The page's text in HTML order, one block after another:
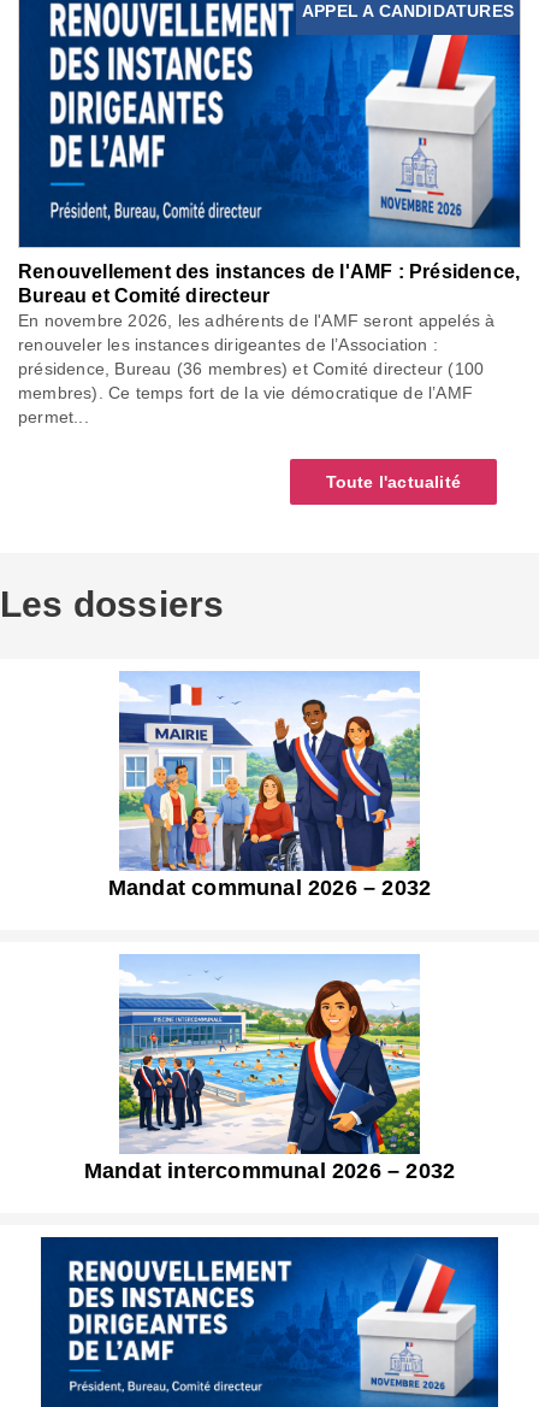
APPEL A CANDIDATURES
Renouvellement des instances de l'AMF : Présidence,
Bureau et Comité directeur
En novembre 2026, les adhérents de l'AMF seront appelés à
renouveler les instances dirigeantes de l’Association :
présidence, Bureau (36 membres) et Comité directeur (100
membres). Ce temps fort de la vie démocratique de l’AMF
permet...
Toute l'actualité
Les dossiers
Mandat communal 2026 – 2032
Mandat intercommunal 2026 – 2032